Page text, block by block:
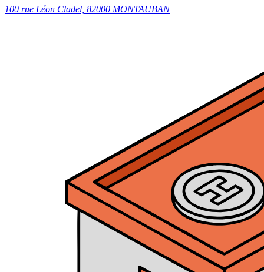
100 rue Léon Cladel, 82000 MONTAUBAN